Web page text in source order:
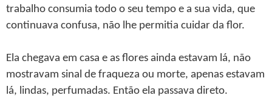
trabalho consumia todo o seu tempo e a sua vida, que
continuava confusa, não lhe permitia cuidar da flor.
Ela chegava em casa e as flores ainda estavam lá, não
mostravam sinal de fraqueza ou morte, apenas estavam
lá, lindas, perfumadas. Então ela passava direto.